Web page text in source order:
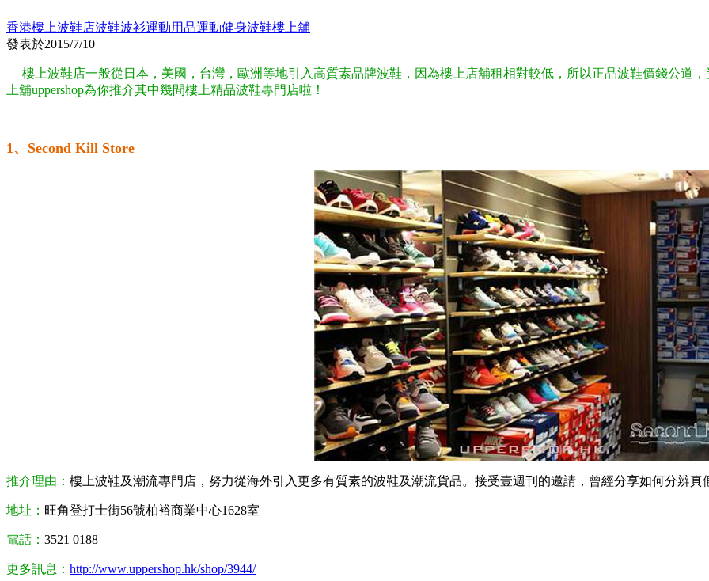
香港樓上波鞋店波鞋波衫運動用品運動健身波鞋樓上舖
發表於2015/7/10
樓上波鞋店一般從日本，美國，台灣，歐洲等地引入高質素品牌波鞋，因為樓上店舖租相對較低，所以正品波鞋價錢公道
上舖uppershop為你推介其中幾間樓上精品波鞋專門店啦！
1、Second Kill Store
推介理由： 樓上波鞋及潮流專門店，努力從海外引入更多有質素的波鞋及潮流貨品。接受壹週刊的邀請，曾經分享如何分辨真
地址： 旺角登打士街56號柏裕商業中心1628室
電話： 3521 0188
更多訊息： http://www.uppershop.hk/shop/3944/